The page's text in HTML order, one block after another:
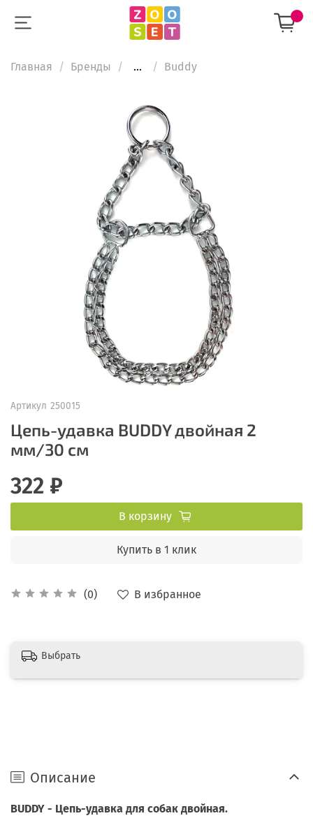
Главная Бренды ... Buddy
Артикул 250015
Цепь-удавка BUDDY двойная 2
мм/30 см
(0) В избранное
322 ₽
В корзину
Купить в 1 клик
Выбрать
Описание
BUDDY - Цепь-удавка для собак двойная.